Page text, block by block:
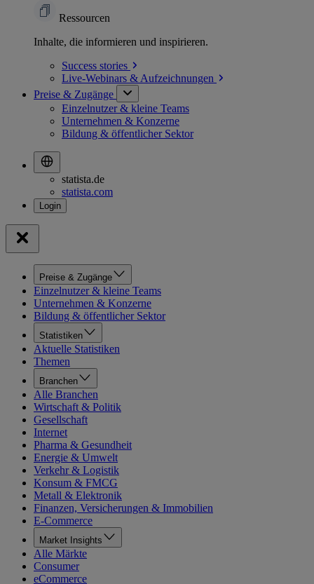
Ressourcen
Inhalte, die informieren und inspirieren.
Success stories
Live-Webinars & Aufzeichnungen
Preise & Zugänge
Einzelnutzer & kleine Teams
Unternehmen & Konzerne
Bildung & öffentlicher Sektor
statista.de
statista.com
Preise & Zugänge
Einzelnutzer & kleine Teams
Unternehmen & Konzerne
Bildung & öffentlicher Sektor
Statistiken
Aktuelle Statistiken
Themen
Branchen
Alle Branchen
Wirtschaft & Politik
Gesellschaft
Internet
Pharma & Gesundheit
Energie & Umwelt
Verkehr & Logistik
Konsum & FMCG
Metall & Elektronik
Finanzen, Versicherungen & Immobilien
E-Commerce
Market Insights
Alle Märkte
Consumer
eCommerce